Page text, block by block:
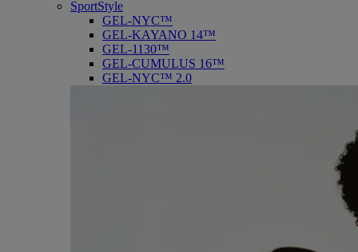
SportStyle
GEL-NYC™
GEL-KAYANO 14™
GEL-1130™
GEL-CUMULUS 16™
GEL-NYC™ 2.0